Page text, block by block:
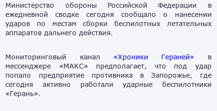
Министерство обороны Российской Федерации в
ежедневной сводке сегодня сообщало о нанесении
ударов по местам сборки беспилотных летательных
аппаратов дальнего действия.
Мониторинговый канал «Хроники Гераней» в
мессенджере «МАКС» предполагает, что под удар
попало предприятие противника в Запорожье, где
сегодня активно работали ударные беспилотники
«Герань».